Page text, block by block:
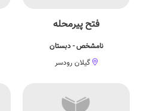
فتح پیرمحله
نامشخص - دبستان
گیلان رودسر